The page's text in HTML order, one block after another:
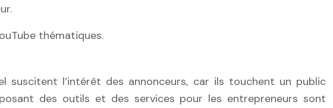
thématiques.
suscitent l’intérêt des annonceurs, car ils touchent un public
des outils et des services pour les entrepreneurs sont